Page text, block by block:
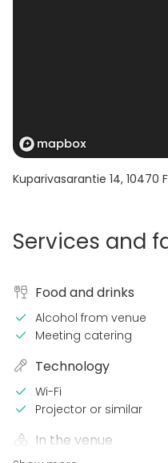
Kuparivasarantie 14, 10470
Services and
Food and drinks
Alcohol from venue
Meeting catering
Technology
Wi-Fi
Projector or similar
In the venue